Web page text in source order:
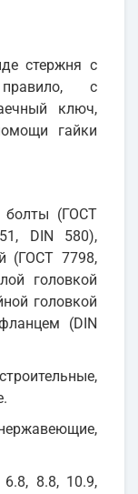
стержня с
с
ключ,
гайки
болты (ГОСТ
DIN 580),
(ГОСТ 7798,
головкой
головкой
(DIN
8.8, 10.9,